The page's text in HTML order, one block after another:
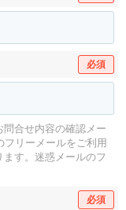
必須
合せ内容の確認メー
リーメールをご利用
す。 迷惑メールのフ
必須